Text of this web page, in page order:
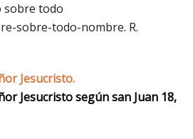
sobre todo
sobre-todo-nombre. R.
Jesucristo.
Jesucristo según san Juan 18,